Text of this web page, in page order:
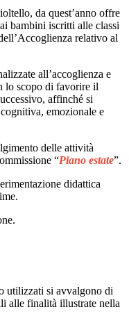
da quest’anno offre
bambini iscritti alle classi
relativo al
all’accoglienza e
lo scopo di favorire il
affinché si
emozionale e
delle attività
“Piano estate”.
didattica
utilizzati si avvalgono di
alle finalità illustrate nella